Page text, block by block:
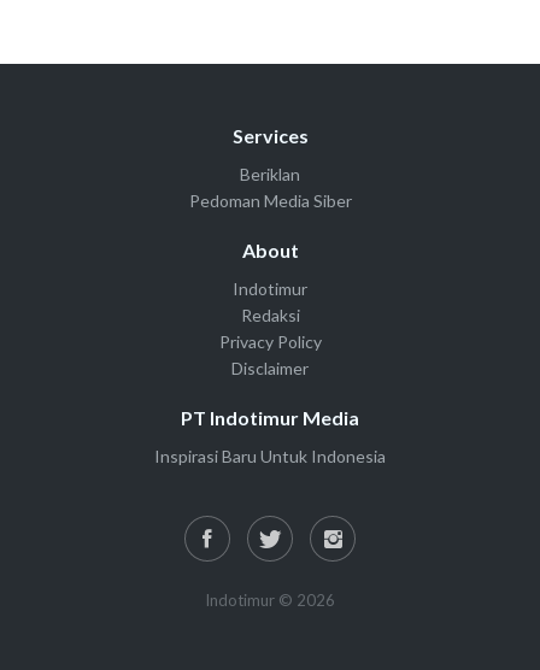
Services
Beriklan
Pedoman Media Siber
About
Indotimur
Redaksi
Privacy Policy
Disclaimer
PT Indotimur Media
Inspirasi Baru Untuk Indonesia
Indotimur © 2026